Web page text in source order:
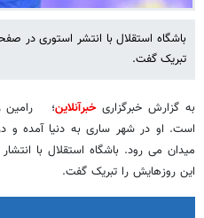
باشگاه استقلال با انتشر استوری در
تبریک گفت.
به گزارش خبرگزاریخبرآنلاین
است. او در شهر ساری به دنیا آمده و
میدان می رود. باشگاه استقلال با
این روزهایش را تبریک گفت.